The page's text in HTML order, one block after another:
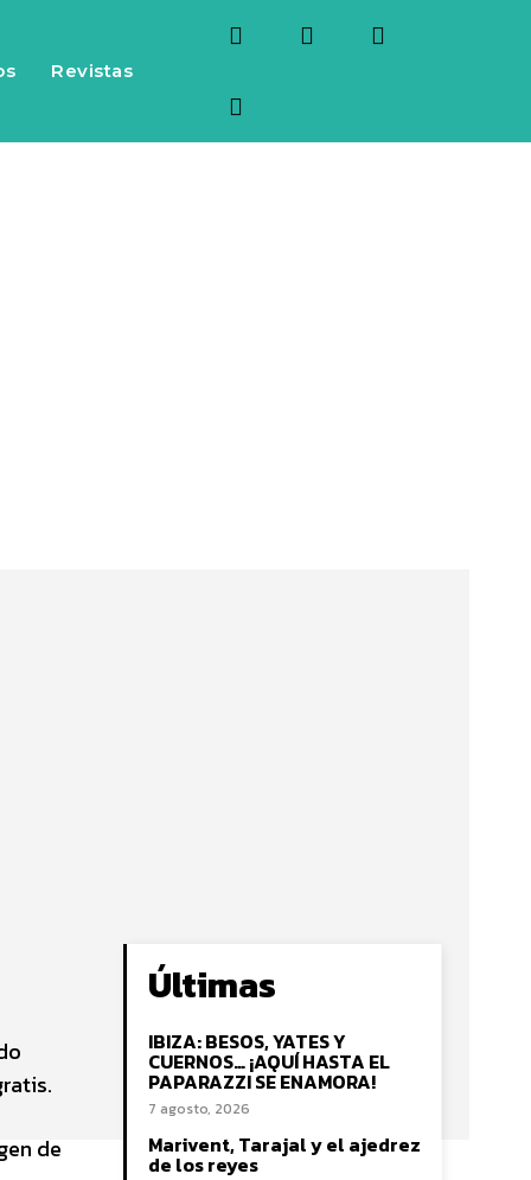
Revistas
de
Últimas
IBIZA: BESOS, YATES Y
CUERNOS… ¡AQUÍ HASTA EL
PAPARAZZI SE ENAMORA!
7 agosto, 2026
Marivent, Tarajal y el ajedrez
de los reyes